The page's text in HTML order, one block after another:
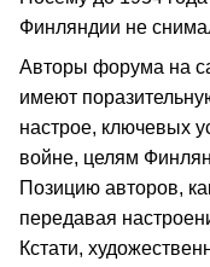
Финляндии не
Авторы форума на
имеют
настрое, ключевых
войне, целям
Позицию авторов,
передавая
Кстати,